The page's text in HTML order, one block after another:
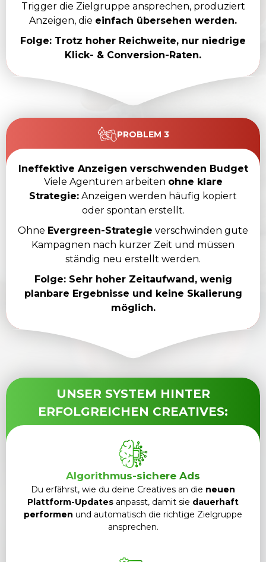
Trigger die Zielgruppe ansprechen, produziert
Anzeigen, die einfach übersehen werden.
Folge: Trotz hoher Reichweite, nur niedrige
Klick- & Conversion-Raten.
PROBLEM 3
Ineffektive Anzeigen verschwenden Budget
Viele Agenturen arbeiten ohne klare
Strategie: Anzeigen werden häufig kopiert
oder spontan erstellt.
Ohne Evergreen-Strategie verschwinden gute
Kampagnen nach kurzer Zeit und müssen
ständig neu erstellt werden.
Folge: Sehr hoher Zeitaufwand, wenig
planbare Ergebnisse und keine Skalierung
möglich.
UNSER SYSTEM HINTER
ERFOLGREICHEN CREATIVES:
Algorithmus-sichere Ads
Du erfährst, wie du deine Creatives an die neuen
Plattform-Updates anpasst, damit sie dauerhaft
performen und automatisch die richtige Zielgruppe
ansprechen.